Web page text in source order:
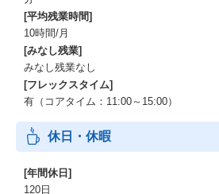
[平均残業時間]
10時間/月
[みなし残業]
みなし残業なし
[フレックスタイム]
有（コアタイム：11:00～15:00）
休日・休暇
[年間休日]
120日